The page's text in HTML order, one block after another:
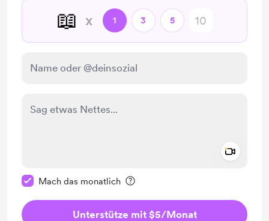
📖 x 1 3 5
Mach das monatlich
Unterstütze mit $5/Monat